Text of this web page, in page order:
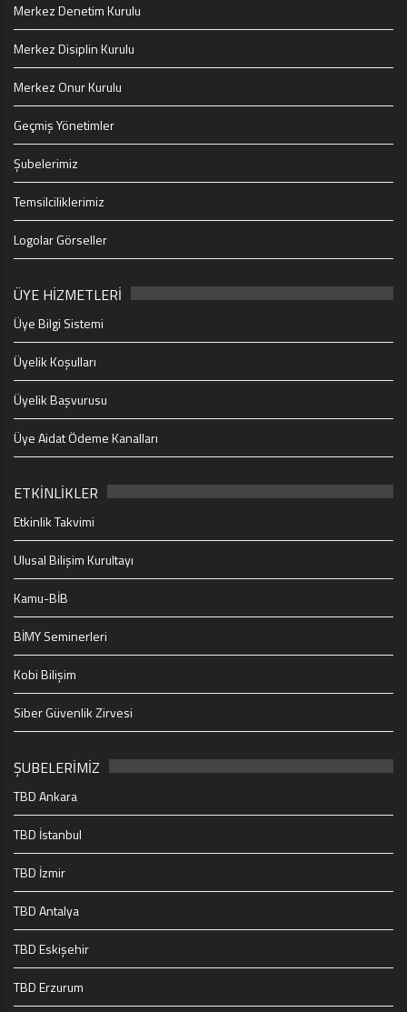
Merkez Denetim Kurulu
Merkez Disiplin Kurulu
Merkez Onur Kurulu
Geçmiş Yönetimler
Şubelerimiz
Temsilciliklerimiz
Logolar Görseller
ÜYE HİZMETLERİ
Üye Bilgi Sistemi
Üyelik Koşulları
Üyelik Başvurusu
Üye Aidat Ödeme Kanalları
ETKİNLİKLER
Etkinlik Takvimi
Ulusal Bilişim Kurultayı
Kamu-BİB
BİMY Seminerleri
Kobi Bilişim
Siber Güvenlik Zirvesi
ŞUBELERİMİZ
TBD Ankara
TBD İstanbul
TBD İzmir
TBD Antalya
TBD Eskişehir
TBD Erzurum